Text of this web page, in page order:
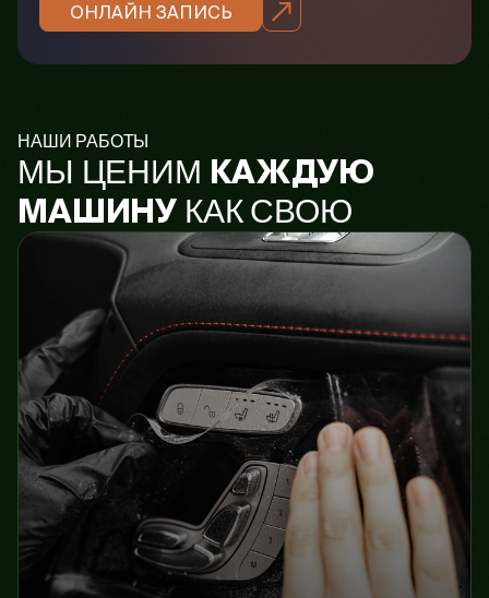
ОНЛАЙН ЗАПИСЬ
НАШИ РАБОТЫ
МЫ ЦЕНИМ КАЖДУЮ
МАШИНУ КАК СВОЮ